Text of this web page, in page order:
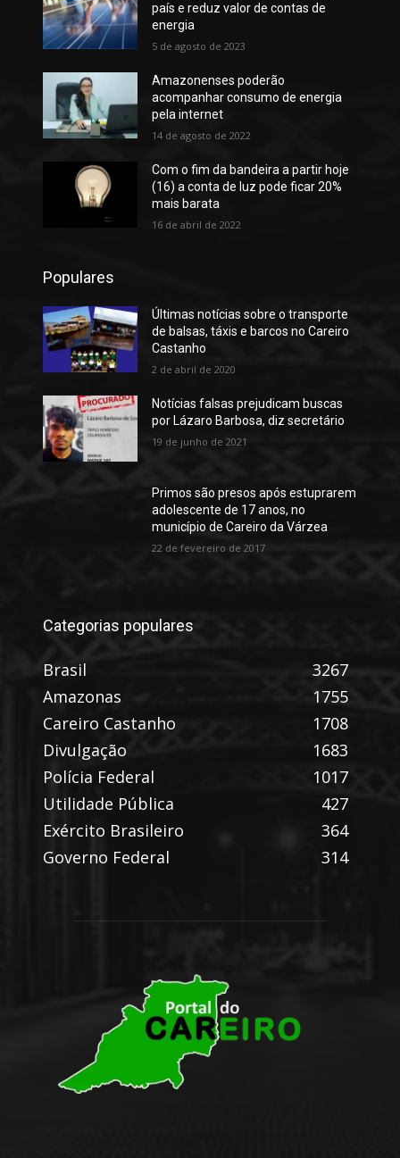
país e reduz valor de contas de
energia
5 de agosto de 2023
Amazonenses poderão
acompanhar consumo de energia
pela internet
14 de agosto de 2022
Com o fim da bandeira a partir hoje
(16) a conta de luz pode ficar 20%
mais barata
16 de abril de 2022
Populares
Últimas notícias sobre o transporte
de balsas, táxis e barcos no Careiro
Castanho
2 de abril de 2020
Notícias falsas prejudicam buscas
por Lázaro Barbosa, diz secretário
19 de junho de 2021
Primos são presos após estuprarem
adolescente de 17 anos, no
município de Careiro da Várzea
22 de fevereiro de 2017
Categorias populares
Brasil
3267
Amazonas
1755
Careiro Castanho
1708
Divulgação
1683
Polícia Federal
1017
Utilidade Pública
427
Exército Brasileiro
364
Governo Federal
314